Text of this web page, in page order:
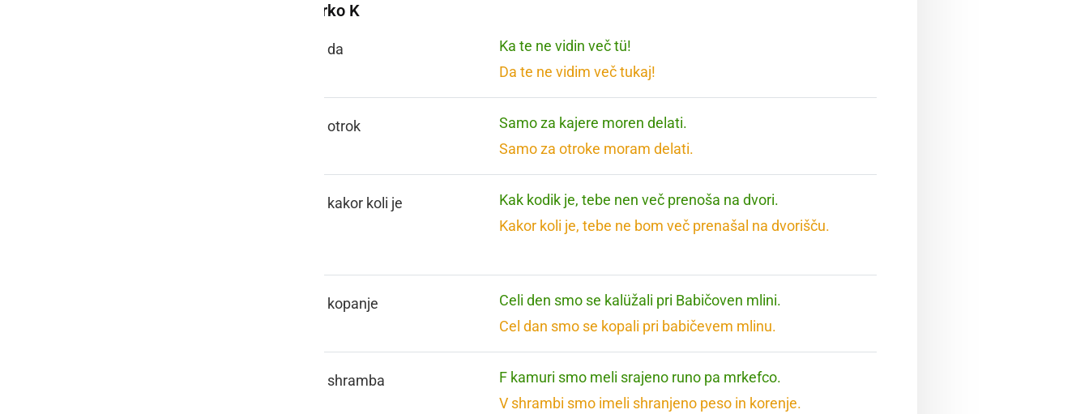
Več besed na črko K
da
Ka te ne vidin več tü!
Da te ne vidim več tukaj!
otrok
Samo za kajere moren delati.
Samo za otroke moram delati.
kakor koli je
Kak kodik je, tebe nen več prenoša na dvori.
Kakor koli je, tebe ne bom več prenašal na dvorišču.
kopanje
Celi den smo se kalüžali pri Babičoven mlini.
Cel dan smo se kopali pri babičevem mlinu.
shramba
F kamuri smo meli srajeno runo pa mrkefco.
V shrambi smo imeli shranjeno peso in korenje.